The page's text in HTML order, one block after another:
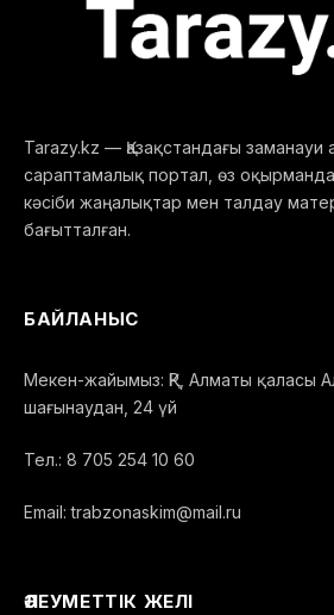
Tarazy.kz — Қазақстандағы заманауи
сараптамалық портал, өз
кәсіби жаңалықтар мен талдау
бағытталған.
БАЙЛАНЫС
Мекен-жайымыз: ҚР, Алматы қаласы
шағынаудан, 24 үй
Тел.: 8 705 254 10 60
Email: trabzonaskim@mail.ru
ӘЛЕУМЕТТІК ЖЕЛІ